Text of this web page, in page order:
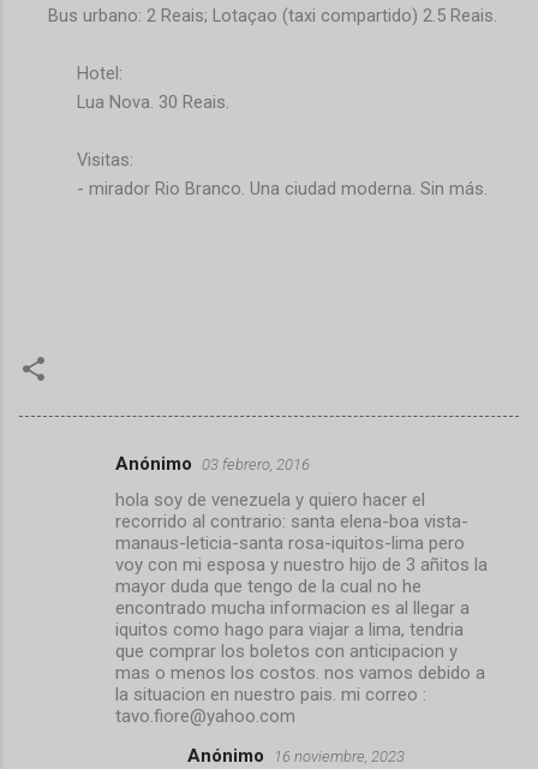
Bus urbano: 2 Reais; Lotaçao (taxi compartido) 2.5 Reais.
Hotel:
Lua Nova. 30 Reais.
Visitas:
- mirador Rio Branco. Una ciudad moderna. Sin más.
Anónimo 03 febrero, 2016
hola soy de venezuela y quiero hacer el
recorrido al contrario: santa elena-boa vista-
manaus-leticia-santa rosa-iquitos-lima pero
voy con mi esposa y nuestro hijo de 3 añitos la
mayor duda que tengo de la cual no he
encontrado mucha informacion es al llegar a
iquitos como hago para viajar a lima, tendria
que comprar los boletos con anticipacion y
mas o menos los costos. nos vamos debido a
la situacion en nuestro pais. mi correo :
tavo.fiore@yahoo.com
Anónimo 16 noviembre, 2023